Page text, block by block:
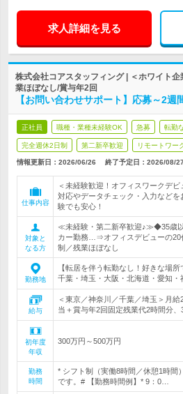
求人詳細を見る
株式会社コアスタッフィング | ＜ホワイト
業ほぼなし/賞与年2回
【お問い合わせサポート】応募～2
正社員 職種・業種未経験OK 急募 転勤
完全週休2日制 第二新卒歓迎 リモートワー
情報更新日：2026/06/26 終了予定日： 2026/08/27
仕事内容
＜未経験歓迎！オフィスワークデ
対応やデータチェック・入力など
験でも安心！
対象と
なる方
≪未経験・第二新卒歓迎♪≫◆35歳
カー勤務…⇒オフィスデビューの
制／残業ほぼなし
勤務地
【転居を伴う転勤なし！好きな場
千葉・埼玉・大阪・北海道・愛知・
給与
＜東京／神奈川／千葉／埼玉＞月
当＋賞与年2回固定残業代2時間分、
初年度
年収
300万円～500万円
勤務
時間
* シフト制（実働8時間／休憩1時
です。# 【勤務時間例】* 9：0…